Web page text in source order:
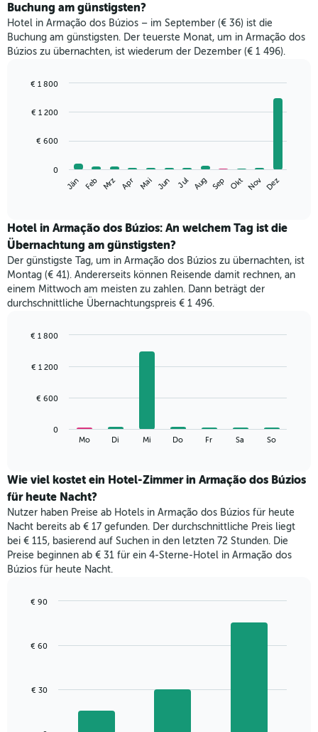
Buchung am günstigsten?
Hotel in Armação dos Búzios – im September (€ 36) ist die
Buchung am günstigsten. Der teuerste Monat, um in Armação dos
Búzios zu übernachten, ist wiederum der Dezember (€ 1 496).
chart
bars.
folgende
den
durchschnittlichen
Zimmerpreis
im
jeweiligen
Monat
an.
Diagramm
X-
die
Monate
hat
1
Y-
Achse,
die
den
durchschnittlichen
Zimmerpreis
graphic.
Jän Feb Mrz Apr Mai Jun Jul Aug Sep Okt Nov Dez
0
€ 600
€ 1 200
€ 1 800
Hotel in Armação dos Búzios: An welchem Tag ist die
Übernachtung am günstigsten?
Der günstigste Tag, um in Armação dos Búzios zu übernachten, ist
Montag (€ 41). Andererseits können Reisende damit rechnen, an
einem Mittwoch am meisten zu zahlen. Dann beträgt der
durchschnittliche Übernachtungspreis € 1 496.
with
bars.
folgende
den
durchschnittlichen
Preis
eines
Zimmers
für
den
jeweiligen
Das
X-
die
Mo Di Mi Do Fr Sa So
0
€ 600
€ 1 200
€ 1 800
Wie viel kostet ein Hotel-Zimmer in Armação dos Búzios
für heute Nacht?
Nutzer haben Preise ab Hotels in Armação dos Búzios für heute
Nacht bereits ab € 17 gefunden. Der durchschnittliche Preis liegt
bei € 115, basierend auf Suchen in den letzten 72 Stunden. Die
Preise beginnen ab € 31 für ein 4-Sterne-Hotel in Armação dos
Búzios für heute Nacht.
Das
€ 30
€ 60
€ 90